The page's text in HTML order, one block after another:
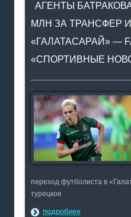
АГЕНТЫ
МЛН ЗА ТРАНСФЕР
«ГАЛАТАСАРАЙ» —
«СПОРТИВНЫЕ
переход футболиста в
турецкое
подробнее